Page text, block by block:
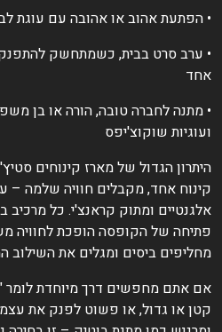
• הפתעת אהוב או אהובה עם עוגת לב
• ערב סרט בבית, כשמתחשק להתפנק
אחד
• מתנה לחברה טובה, הורה או בן
ועוגיות שוקוצ'יפס
היתרון הגדול של מארז קינוחים סטיץ'
קינוח אחד, מקבלים חוויה שלמה –
אלגנטיים ומתוק קראנצ'י. כל מרכיב
פתיחה של הקופסה הופכת לחוויה
מחליפים ביסים ומגלים את השילוב
אם אתם מחפשים דרך מיוחדת לומר
קטן או גדול, או פשוט לפנק את